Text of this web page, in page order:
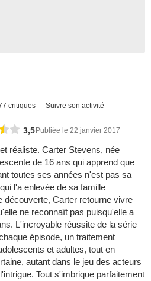
critiques Suivre son activité
3,5Publiée le 22 janvier 2017
réaliste. Carter Stevens, née
de 16 ans qui apprend que
toutes ses années n'est pas sa
l'a enlevée de sa famille
découverte, Carter retourne vivre
ne reconnaît pas puisqu'elle a
L'incroyable réussite de la série
épisode, un traitement
et adultes, tout en
autant dans le jeu des acteurs
Tout s'imbrique parfaitement